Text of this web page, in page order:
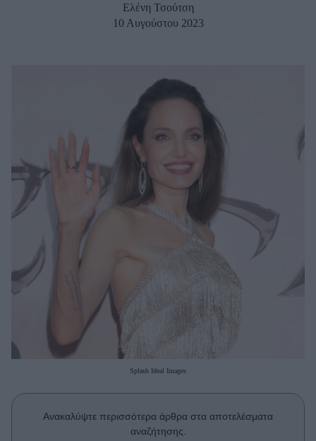
Beauty - Ομορφιά
Well being
Ψυχολογία
Υγεία + Διατροφή
Σχέσεις & Σεξ
Fitness
Woman Power
Parenting
Πρόσωπα
Celebrities
Συνεντεύξεις
Ελένη Τσούτση
10 Αυγούστου 2023
Splash Ideal Images
Ανακαλύψτε περισσότερα άρθρα στα αποτελέσματα
αναζήτησης.